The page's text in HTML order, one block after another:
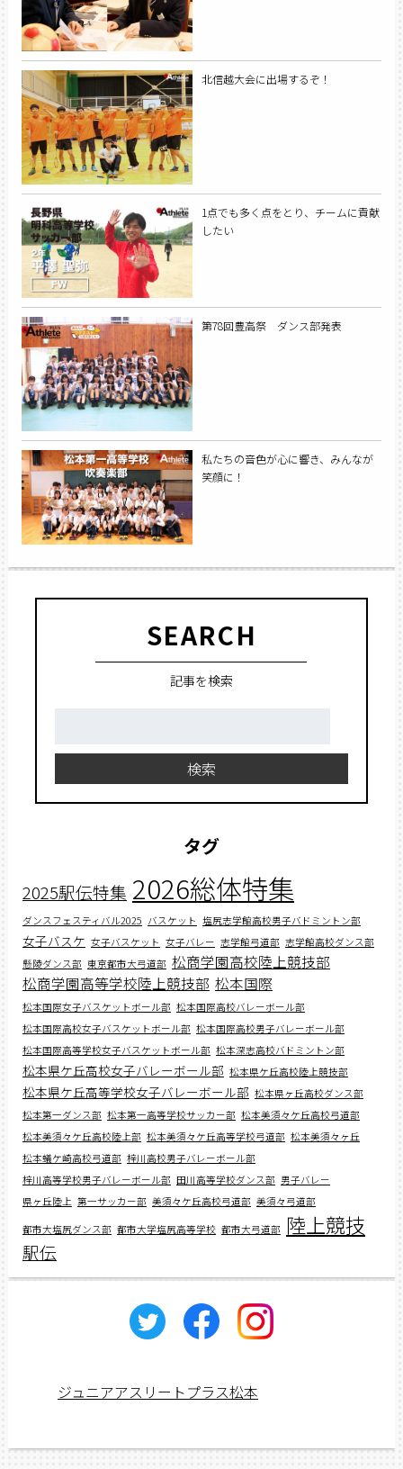
北信越大会に出場するぞ！
1点でも多く点をとり、チームに貢献
したい
第78回豊高祭 ダンス部発表
私たちの音色が心に響き、みんなが
笑顔に！
SEARCH
記事を検索
検索
タグ
2025駅伝特集 2026総体特集
ダンスフェスティバル2025 バスケット 塩尻志学館高校男子バドミントン部
女子バスケ 女子バスケット 女子バレー 志学館弓道部 志学館高校ダンス部
懸陵ダンス部 東京都市大弓道部 松商学園高校陸上競技部
松商学園高等学校陸上競技部 松本国際
松本国際女子バスケットボール部 松本国際高校バレーボール部
松本国際高校女子バスケットボール部 松本国際高校男子バレーボール部
松本国際高等学校女子バスケットボール部 松本深志高校バドミントン部
松本県ケ丘高校女子バレーボール部 松本県ケ丘高校陸上競技部
松本県ケ丘高等学校女子バレーボール部 松本県ヶ丘高校ダンス部
松本第一ダンス部 松本第一高等学校サッカー部 松本美須々ケ丘高校弓道部
松本美須々ケ丘高校陸上部 松本美須々ケ丘高等学校弓道部 松本美須々ヶ丘
松本蟻ケ崎高校弓道部 梓川高校男子バレーボール部
梓川高等学校男子バレーボール部 田川高等学校ダンス部 男子バレー
県ヶ丘陸上 第一サッカー部 美須々ケ丘高校弓道部 美須々弓道部
都市大塩尻ダンス部 都市大学塩尻高等学校 都市大弓道部 陸上競技
駅伝
ジュニアアスリートプラス松本